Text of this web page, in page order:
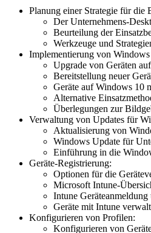
Planung einer Strategie für die
Der Unternehmens-
Beurteilung der
Werkzeuge und
Implementierung von Windows
Upgrade von Geräten
Bereitstellung neuer
Geräte auf Windows 10
Alternative
Überlegungen zur
Verwaltung von Updates für
Aktualisierung von
Windows Update für
Einführung in die
Geräte-Registrierung:
Optionen für die
Microsoft Intune-
Intune
Geräte mit Intune
Konfigurieren von Profilen:
Konfigurieren von